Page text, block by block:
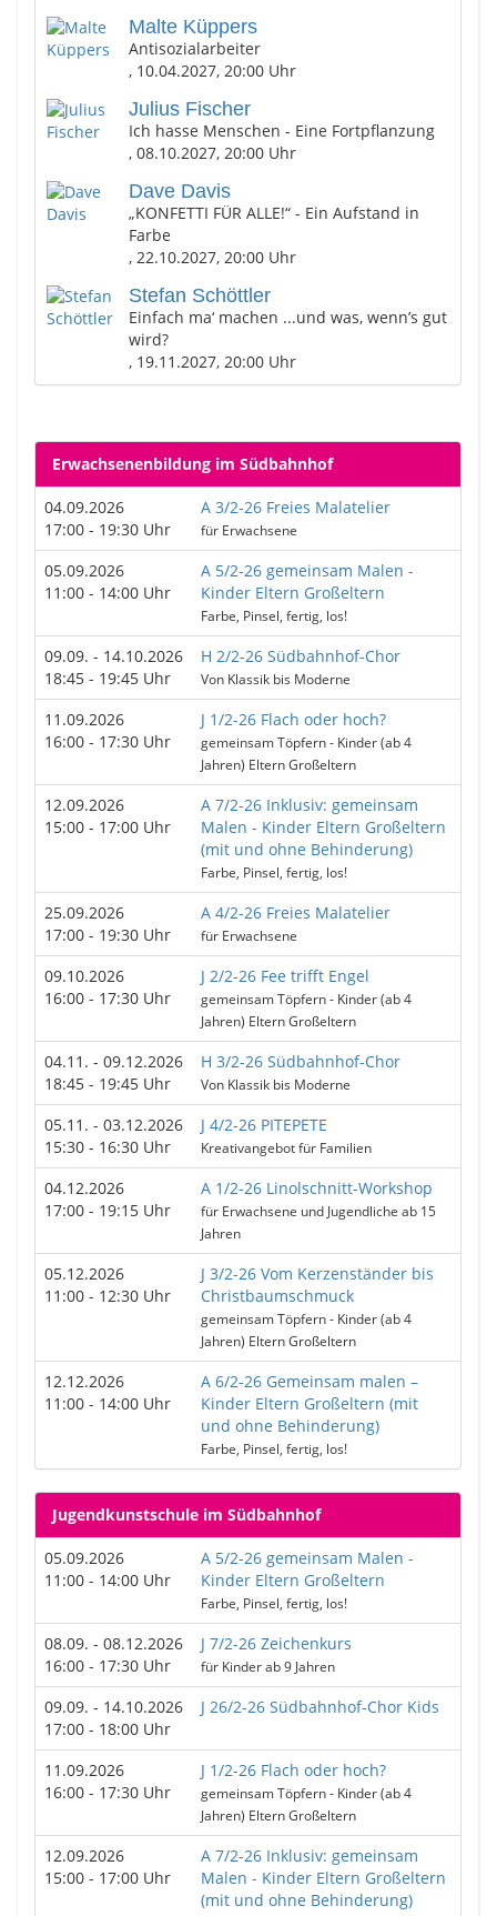
Malte Küppers
Antisozialarbeiter
, 10.04.2027, 20:00 Uhr
Julius Fischer
Ich hasse Menschen - Eine Fortpflanzung
, 08.10.2027, 20:00 Uhr
Dave Davis
„KONFETTI FÜR ALLE!“ - Ein Aufstand in
Farbe
, 22.10.2027, 20:00 Uhr
Stefan Schöttler
Einfach ma‘ machen ...und was, wenn’s gut
wird?
, 19.11.2027, 20:00 Uhr
Erwachsenenbildung im Südbahnhof
04.09.2026
17:00 - 19:30 Uhr
A 3/2-26 Freies Malatelier
für Erwachsene
05.09.2026
11:00 - 14:00 Uhr
A 5/2-26 gemeinsam Malen -
Kinder Eltern Großeltern
Farbe, Pinsel, fertig, los!
09.09. - 14.10.2026
18:45 - 19:45 Uhr
H 2/2-26 Südbahnhof-Chor
Von Klassik bis Moderne
11.09.2026
16:00 - 17:30 Uhr
J 1/2-26 Flach oder hoch?
gemeinsam Töpfern - Kinder (ab 4
Jahren) Eltern Großeltern
12.09.2026
15:00 - 17:00 Uhr
A 7/2-26 Inklusiv: gemeinsam
Malen - Kinder Eltern Großeltern
(mit und ohne Behinderung)
Farbe, Pinsel, fertig, los!
25.09.2026
17:00 - 19:30 Uhr
A 4/2-26 Freies Malatelier
für Erwachsene
09.10.2026
16:00 - 17:30 Uhr
J 2/2-26 Fee trifft Engel
gemeinsam Töpfern - Kinder (ab 4
Jahren) Eltern Großeltern
04.11. - 09.12.2026
18:45 - 19:45 Uhr
H 3/2-26 Südbahnhof-Chor
Von Klassik bis Moderne
05.11. - 03.12.2026
15:30 - 16:30 Uhr
J 4/2-26 PITEPETE
Kreativangebot für Familien
04.12.2026
17:00 - 19:15 Uhr
A 1/2-26 Linolschnitt-Workshop
für Erwachsene und Jugendliche ab 15
Jahren
05.12.2026
11:00 - 12:30 Uhr
J 3/2-26 Vom Kerzenständer bis
Christbaumschmuck
gemeinsam Töpfern - Kinder (ab 4
Jahren) Eltern Großeltern
12.12.2026
11:00 - 14:00 Uhr
A 6/2-26 Gemeinsam malen –
Kinder Eltern Großeltern (mit
und ohne Behinderung)
Farbe, Pinsel, fertig, los!
Jugendkunstschule im Südbahnhof
05.09.2026
11:00 - 14:00 Uhr
A 5/2-26 gemeinsam Malen -
Kinder Eltern Großeltern
Farbe, Pinsel, fertig, los!
08.09. - 08.12.2026
16:00 - 17:30 Uhr
J 7/2-26 Zeichenkurs
für Kinder ab 9 Jahren
09.09. - 14.10.2026
17:00 - 18:00 Uhr
J 26/2-26 Südbahnhof-Chor Kids
11.09.2026
16:00 - 17:30 Uhr
J 1/2-26 Flach oder hoch?
gemeinsam Töpfern - Kinder (ab 4
Jahren) Eltern Großeltern
12.09.2026
15:00 - 17:00 Uhr
A 7/2-26 Inklusiv: gemeinsam
Malen - Kinder Eltern Großeltern
(mit und ohne Behinderung)